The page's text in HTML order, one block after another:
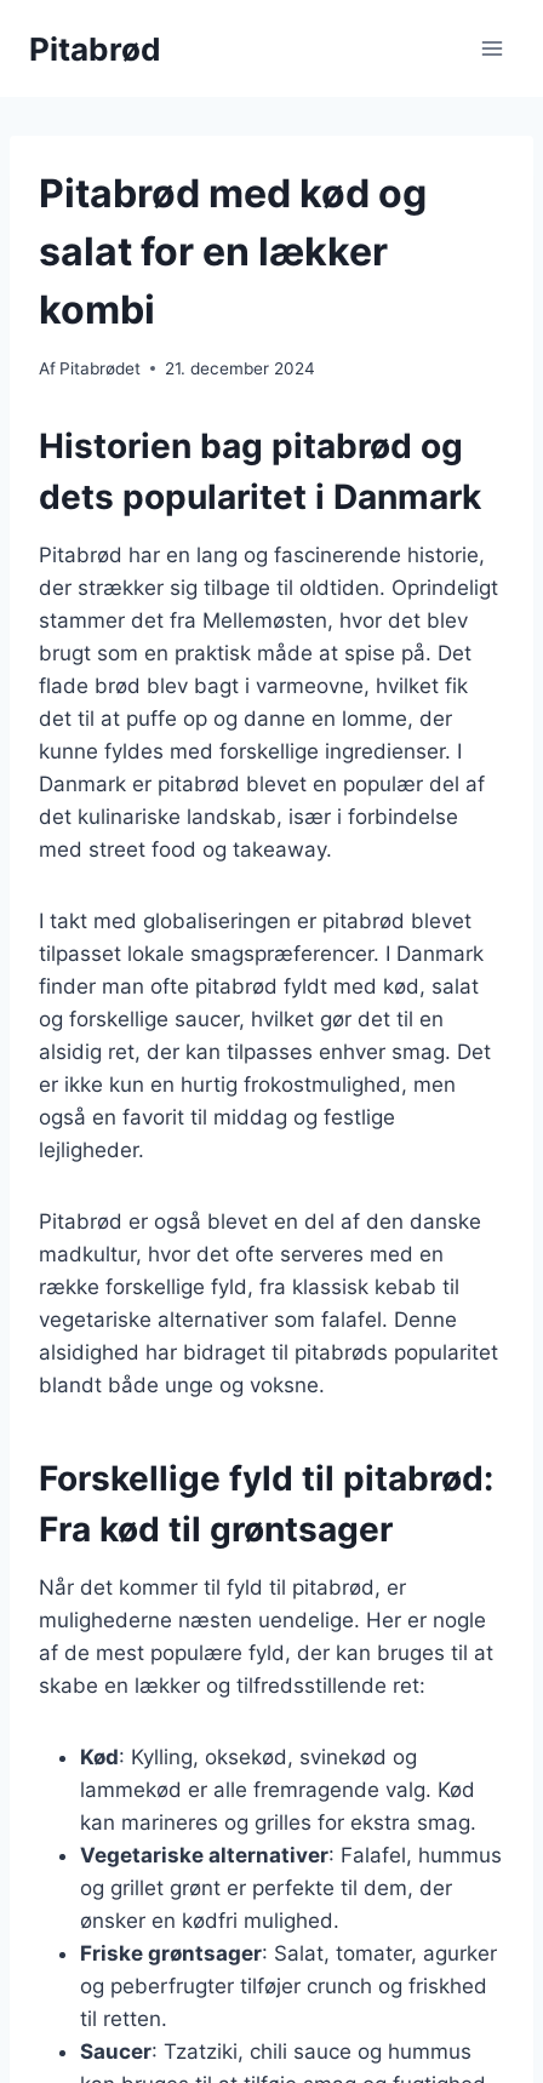
Pitabrød
Pitabrød med kød og
salat for en lækker
kombi
Af Pitabrødet 21. december 2024
Historien bag pitabrød og
dets popularitet i Danmark
Pitabrød har en lang og fascinerende historie,
der strækker sig tilbage til oldtiden. Oprindeligt
stammer det fra Mellemøsten, hvor det blev
brugt som en praktisk måde at spise på. Det
flade brød blev bagt i varmeovne, hvilket fik
det til at puffe op og danne en lomme, der
kunne fyldes med forskellige ingredienser. I
Danmark er pitabrød blevet en populær del af
det kulinariske landskab, især i forbindelse
med street food og takeaway.
I takt med globaliseringen er pitabrød blevet
tilpasset lokale smagspræferencer. I Danmark
finder man ofte pitabrød fyldt med kød, salat
og forskellige saucer, hvilket gør det til en
alsidig ret, der kan tilpasses enhver smag. Det
er ikke kun en hurtig frokostmulighed, men
også en favorit til middag og festlige
lejligheder.
Pitabrød er også blevet en del af den danske
madkultur, hvor det ofte serveres med en
række forskellige fyld, fra klassisk kebab til
vegetariske alternativer som falafel. Denne
alsidighed har bidraget til pitabrøds popularitet
blandt både unge og voksne.
Forskellige fyld til pitabrød:
Fra kød til grøntsager
Når det kommer til fyld til pitabrød, er
mulighederne næsten uendelige. Her er nogle
af de mest populære fyld, der kan bruges til at
skabe en lækker og tilfredsstillende ret:
Kød: Kylling, oksekød, svinekød og
lammekød er alle fremragende valg. Kød
kan marineres og grilles for ekstra smag.
Vegetariske alternativer: Falafel, hummus
og grillet grønt er perfekte til dem, der
ønsker en kødfri mulighed.
Friske grøntsager: Salat, tomater, agurker
og peberfrugter tilføjer crunch og friskhed
til retten.
Saucer: Tzatziki, chili sauce og hummus